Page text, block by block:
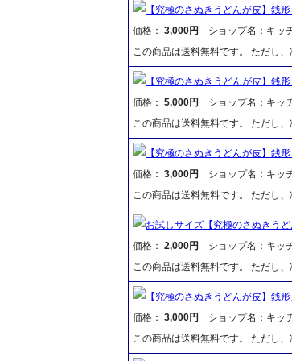
【究極のさぬきうどんが皮】銭
価格： 3,000円
ショップ名：キッ
この商品は送料無料です。 ただし
【究極のさぬきうどんが皮】銭
価格： 5,000円
ショップ名：キッ
この商品は送料無料です。 ただし
【究極のさぬきうどんが皮】銭
価格： 3,000円
ショップ名：キッ
この商品は送料無料です。 ただし
お試しサイズ【究極のさぬきう
価格： 2,000円
ショップ名：キッ
この商品は送料無料です。 ただし
【究極のさぬきうどんが皮】銭
価格： 3,000円
ショップ名：キッ
この商品は送料無料です。 ただし